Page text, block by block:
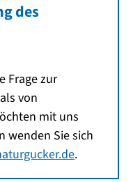
des
Frage zur
von
mit uns
wenden Sie sich
.